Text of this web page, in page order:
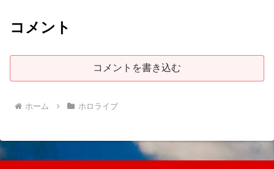
コメント
コメントを書き込む
ホーム ホロライブ